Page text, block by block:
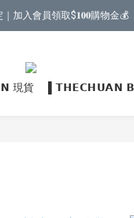
｜加入會員領取$𝟏𝟎𝟎購物金💰
現貨 ▌𝗧𝗛𝗘𝗖𝗛𝗨𝗔𝗡